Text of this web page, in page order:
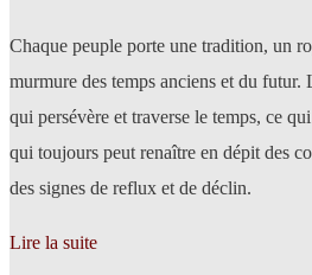
Chaque peuple porte une tradition, un
murmure des temps anciens et du futur.
qui persévère et traverse le temps, ce
qui toujours peut renaître en dépit des
des signes de reflux et de déclin.
Lire la suite